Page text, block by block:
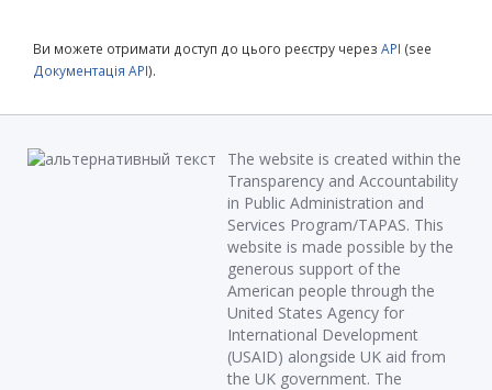
Ви можете отримати доступ до цього реєстру через API (see
Документація API).
The website is created within the
Transparency and Accountability
in Public Administration and
Services Program/TAPAS. This
website is made possible by the
generous support of the
American people through the
United States Agency for
International Development
(USAID) alongside UK aid from
the UK government. The